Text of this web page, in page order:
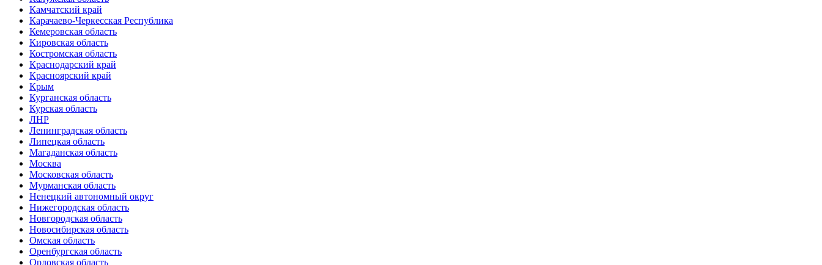
Камчатский край
Карачаево-Черкесская Республика
Кемеровская область
Кировская область
Костромская область
Краснодарский край
Красноярский край
Крым
Курганская область
Курская область
ЛНР
Ленинградская область
Липецкая область
Магаданская область
Москва
Московская область
Мурманская область
Ненецкий автономный округ
Нижегородская область
Новгородская область
Новосибирская область
Омская область
Оренбургская область
Орловская область